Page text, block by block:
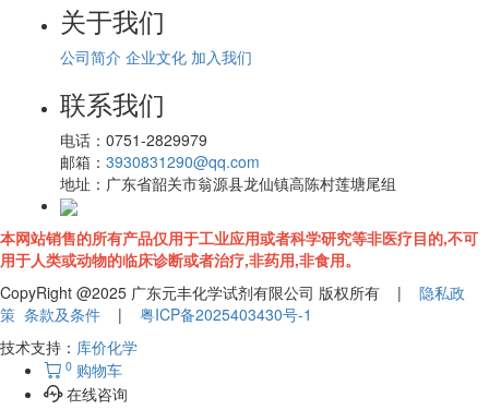
关于我们
公司简介 企业文化 加入我们
联系我们
电话： 0751-2829979
邮箱： 3930831290@qq.com
地址： 广东省韶关市翁源县龙仙镇高陈村莲塘尾组
本网站销售的所有产品仅用于工业应用或者科学研究等非医疗目的,不可
用于人类或动物的临床诊断或者治疗,非药用,非食用。
CopyRight @2025 广东元丰化学试剂有限公司 版权所有 | 隐私政
策 条款及条件 | 粤ICP备2025403430号-1
技术支持： 库价化学
0 购物车
在线咨询